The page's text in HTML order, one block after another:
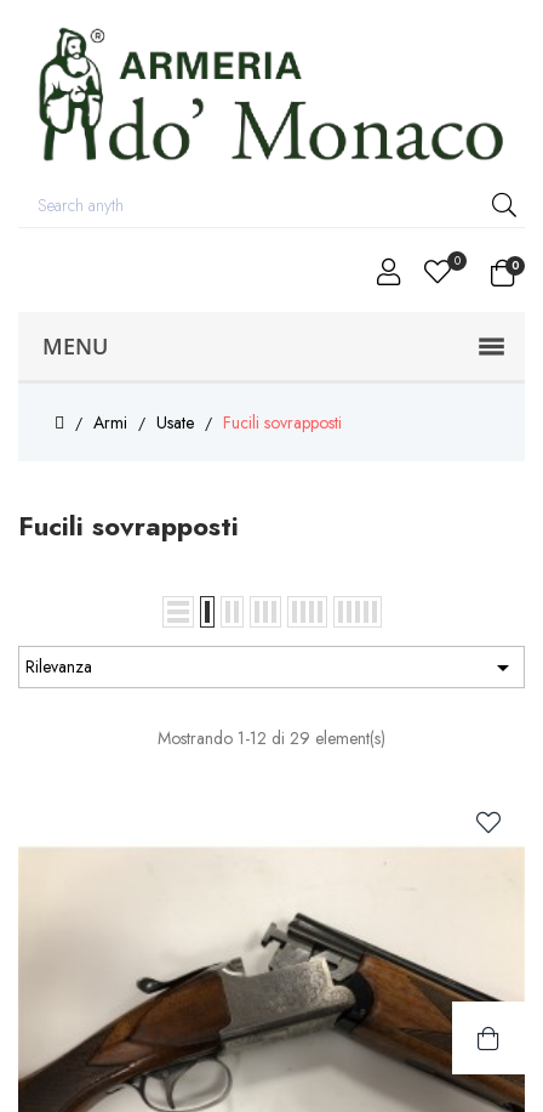
0 0
MENU
Armi Usate Fucili sovrapposti
Fucili sovrapposti
Rilevanza 
Mostrando 1-12 di 29 element(s)